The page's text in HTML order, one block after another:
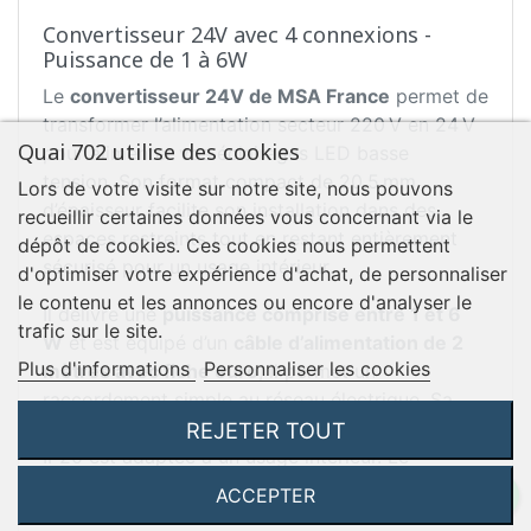
Convertisseur 24V avec 4 connexions -
Puissance de 1 à 6W
Le convertisseur 24V de MSA France permet de
transformer l’alimentation secteur 220 V en 24 V
pour alimenter vos éclairages LED basse
tension. Son format compact de 20,5 mm
d’épaisseur facilite son installation dans des
espaces restreints tout en restant entièrement
sécurisé pour un usage intérieur.
Il délivre unepuissance comprise entre 1 et 6
Wet est équipé d’un
mètres avec fiche euro, il permet un
raccordement simple au réseau électrique. Sa
conception en classe II avec indice de protection
IP20 est adaptée à un usage intérieur. Le
convertisseur dispose dequatre connexions
Quai 702 utilise des cookies
Lors de votre visite sur notre site, nous pouvons
recueillir certaines données vous concernant via le
dépôt de cookies. Ces cookies nous permettent
d'optimiser votre expérience d'achat, de personnaliser
le contenu et les annonces ou encore d'analyser le
trafic sur le site.
Plus d'informations
Personnaliser les cookies
REJETER TOUT
ACCEPTER